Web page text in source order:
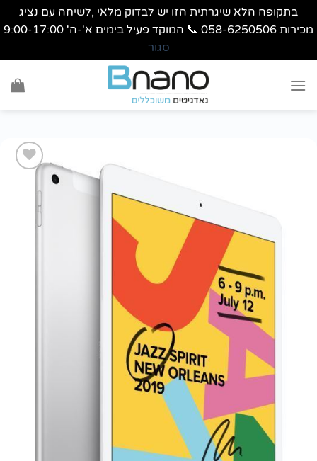
בתקופה הלא שיגרתית הזו יש לבדוק מלאי ,לשיחה עם נציג
מכירות 058-6250506 📞 המוקד פעיל בימים א'-ה' 9:00-17:00
סגור